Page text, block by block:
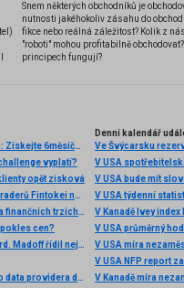
Snem některých obchodníků je
nutnosti jakéhokoliv zásahu do
fikce nebo reálná záležitost? Kolik z
"roboti" mohou profitabilně
principech fungují?
🚀 FXstreet.cz & eToro přinášejí exkluzivní akci: Získejte 6měsíční členství ve VIP zóně ZDARMA
vyplatí?
opět zisková
Léto v plném proudu, trhy také: Top 3 obchody traderů Fintokei na indexech a zlatě
Chamtivost a strach: Největší cenové pohyby na finančních trzích (červenec 2026)
cen?
Stvořil elitní klub, kde Ameriku obral o 65 miliard. Madoff řídil největší Ponzi dějin
Historická data, kde je získat, jak připojit svého data providera do MultiCharts a proč je budeme potřebovat? (4. díl)
Denní kalendář
Ve Švýcarsku
V USA
V USA bude mít
V USA týdenní
V Kanadě Ivey index
V USA průměrný
V USA míra
V USA NFP report
V Kanadě míra